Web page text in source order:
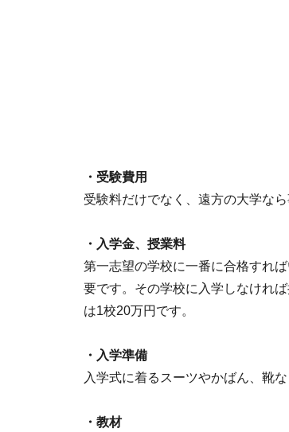
・受験費用
受験料だけでなく、遠方の大学な
・入学金、授業料
第一志望の学校に一番に合格すれ
要です。その学校に入学しなけれ
は1校20万円です。
・入学準備
入学式に着るスーツやかばん、靴な
・教材